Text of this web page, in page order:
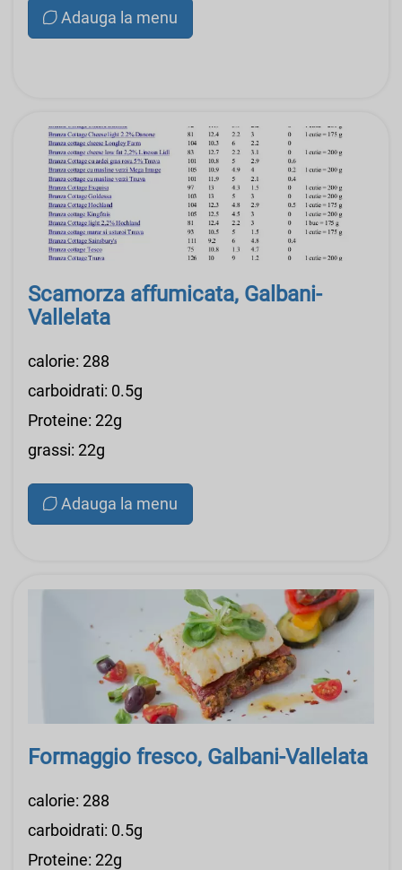
Adauga la menu
Scamorza affumicata, Galbani-
Vallelata
calorie: 288
carboidrati: 0.5g
Proteine: 22g
grassi: 22g
Adauga la menu
Formaggio fresco, Galbani-Vallelata
calorie: 288
carboidrati: 0.5g
Proteine: 22g